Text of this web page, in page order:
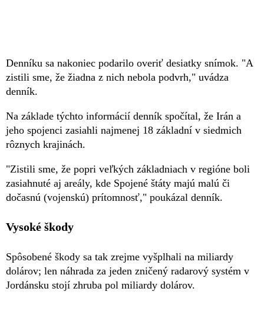
Denníku sa nakoniec podarilo overiť desiatky snímok. "A
zistili sme, že žiadna z nich nebola podvrh," uvádza
denník.
Na základe týchto informácií denník spočítal, že Irán a
jeho spojenci zasiahli najmenej 18 základní v siedmich
rôznych krajinách.
"Zistili sme, že popri veľkých základniach v regióne boli
zasiahnuté aj areály, kde Spojené štáty majú malú či
dočasnú (vojenskú) prítomnosť," poukázal denník.
Vysoké škody
Spôsobené škody sa tak zrejme vyšplhali na miliardy
dolárov; len náhrada za jeden zničený radarový systém v
Jordánsku stojí zhruba pol miliardy dolárov.